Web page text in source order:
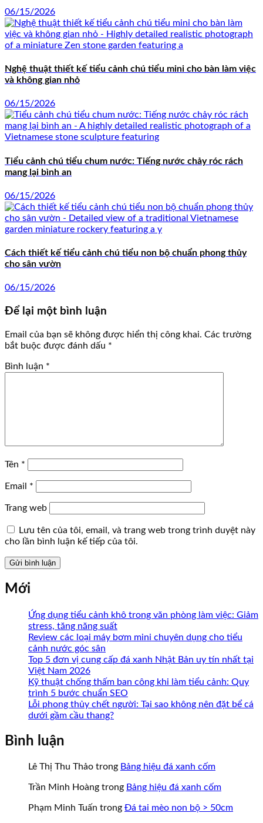
06/15/2026
Nghệ thuật thiết kế tiểu cảnh chú tiểu mini cho bàn làm việc
và không gian nhỏ
06/15/2026
Tiểu cảnh chú tiểu chum nước: Tiếng nước chảy róc rách
mang lại bình an
06/15/2026
Cách thiết kế tiểu cảnh chú tiểu non bộ chuẩn phong thủy
cho sân vườn
06/15/2026
Để lại một bình luận
Email của bạn sẽ không được hiển thị công khai. Các trường
bắt buộc được đánh dấu *
Bình luận *
Tên *
Email *
Trang web
Lưu tên của tôi, email, và trang web trong trình duyệt này
cho lần bình luận kế tiếp của tôi.
Mới
Ứng dụng tiểu cảnh khô trong văn phòng làm việc: Giảm
stress, tăng năng suất
Review các loại máy bơm mini chuyên dụng cho tiểu
cảnh nước góc sân
Top 5 đơn vị cung cấp đá xanh Nhật Bản uy tín nhất tại
Việt Nam 2026
Kỹ thuật chống thấm ban công khi làm tiểu cảnh: Quy
trình 5 bước chuẩn SEO
Lỗi phong thủy chết người: Tại sao không nên đặt bể cá
dưới gầm cầu thang?
Bình luận
Lê Thị Thu Thảo trong Bảng hiệu đá xanh cốm
Trần Minh Hoàng trong Bảng hiệu đá xanh cốm
Phạm Minh Tuấn trong Đá tai mèo non bộ > 50cm